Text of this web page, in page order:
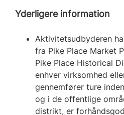
Yderligere information
Aktivitetsudbyderen
fra Pike Place Market
Pike Place Historical
enhver virksomhed
gennemfører ture
og i de offentlige
distrikt, er